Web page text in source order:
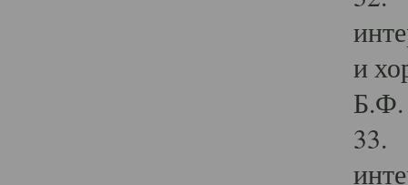
и
Б.Ф.
33.